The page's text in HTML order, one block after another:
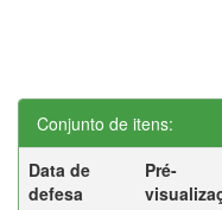
Conjunto de itens:
Data de
defesa
Pré-